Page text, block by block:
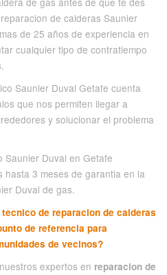
de calderas Saunier
de 25 años de experiencia en
cualquier tipo de contratiempo
Saunier Duval Getafe cuenta
que nos permiten llegar a
y solucionar el problema
Saunier Duval en Getafe
3 meses de garantia en la
Duval de gas.
de reparacion de calderas
de referencia para
de vecinos?
expertos en reparacion de